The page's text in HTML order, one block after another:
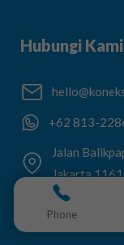
Phone
Hubungi Kami
+62 813-
Jalan
Jakarta